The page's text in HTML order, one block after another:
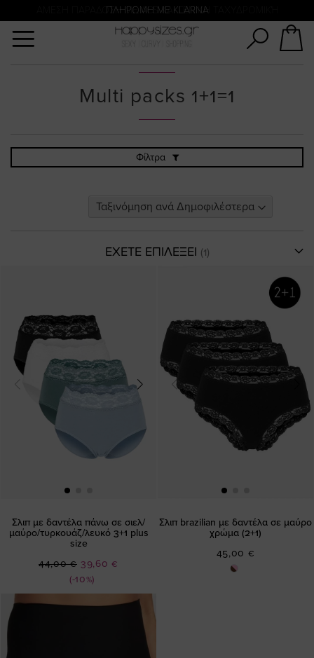
ΠΛΗΡΩΜΗ ΜΕ KLARNA
ΑΜΕΣΗ ΠΑΡΑΔΟΣΗ ΜΕ ACS ΚΑΙ ΓΕΝΙΚΗ ΤΑΧΥΔΡΟΜΙΚΉ
Multi packs 1+1=1
Φίλτρα
ΕΧΕΤΕ ΕΠΙΛΕΞΕΙ
Σλιπ με δαντέλα πάνω σε σιελ/
μαύρο/τυρκουάζ/λευκό 3+1 plus
size
(-10%)
Ειδική
Τιμή
39,60 €
44,00 €
Σλιπ brazilian με δαντέλα σε μαύρο
χρώμα (2+1)
45,00 €
Αναζήτηση